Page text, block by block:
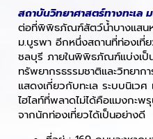
สถาบันวิทยาศาสตร์ทางทะเล
ต่อที่พิพิธภัณฑ์สัตว์น้ำบางแสนห
ม.บูรพา อีกหนึ่งสถานที่ท่องเที่ย
ชลบุรี ภายในพิพิธภัณฑ์แบ่งเป็
ทรัพยากรธรรมชาติและวิทยา
แสดงเกี่ยวกับทะเล ระบบนิเว
ไฮไลท์ที่พลาดไม่ได้คือแมงกะพ
จากนักท่องเที่ยวได้เป็นอย่างดี